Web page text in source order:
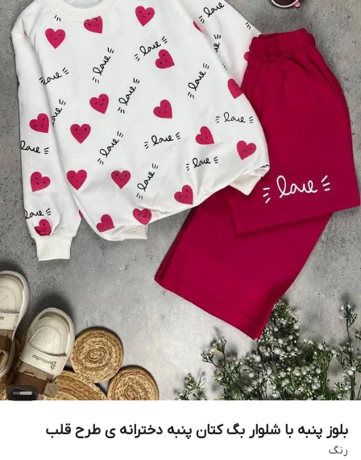
بلوز پنبه با شلوار بگ کتان پنبه دخترانه ی طرح قلب
رنگ